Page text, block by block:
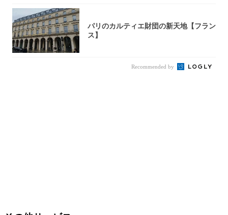
パリのカルティエ財団の新天地【フラン
ス】
Recommended by